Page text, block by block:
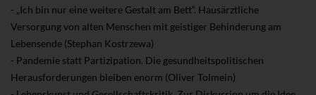
- „Ich bin nur eine weitere Gestalt am Bett“. Hausärztliche
Versorgung von alten Menschen mit geistiger Behinderung am
Lebensende (Stephan Kostrzewa)
- Pandemie statt Partizipation. Die gesundheitspolitischen
Herausforderungen bleiben enorm (Oliver Tolmein)